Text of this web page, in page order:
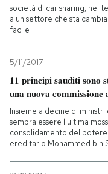
società di car sharing, nel
a un settore che sta
facile
5/11/2017
11 principi sauditi sono
una nuova
Insieme a decine di ministri
sembra essere l'ultima
consolidamento del
ereditario Mohammed bin